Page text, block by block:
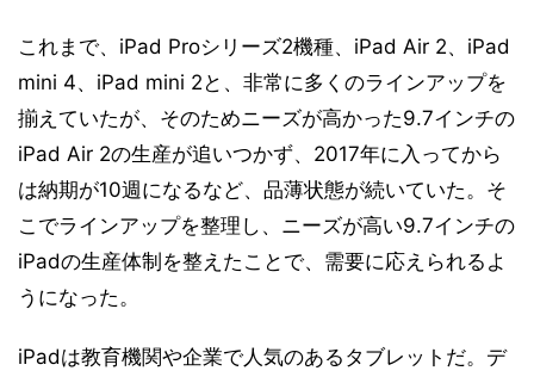
これまで、iPad Proシリーズ2機種、iPad Air 2、iPad
mini 4、iPad mini 2と、非常に多くのラインアップを
揃えていたが、そのためニーズが高かった9.7インチの
iPad Air 2の生産が追いつかず、2017年に入ってから
は納期が10週になるなど、品薄状態が続いていた。そ
こでラインアップを整理し、ニーズが高い9.7インチの
iPadの生産体制を整えたことで、需要に応えられるよ
うになった。
iPadは教育機関や企業で人気のあるタブレットだ。デ